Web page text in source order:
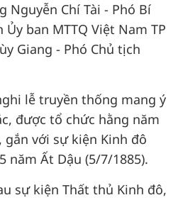
Nguyễn Chí Tài - Phó Bí
ban MTTQ Việt Nam TP
Giang - Phó Chủ tịch
lễ truyền thống mang ý
được tổ chức hằng năm
gắn với sự kiện Kinh đô
năm Ất Dậu (5/7/1885).
sự kiện Thất thủ Kinh đô,